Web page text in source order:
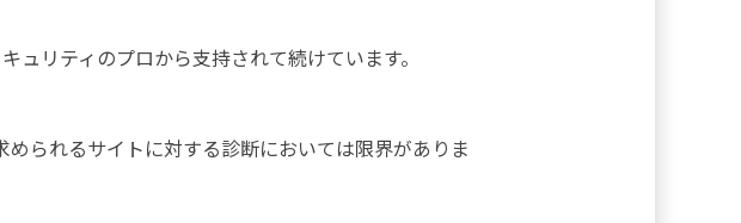
リティのプロから支持されて続けています。
られるサイトに対する診断においては限界がありま